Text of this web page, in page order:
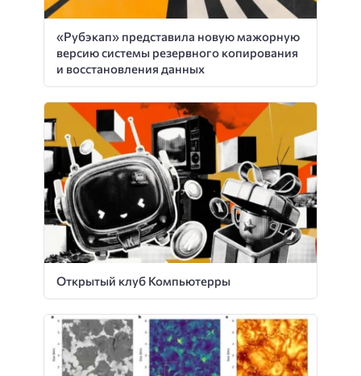
«Рубэкап» представила новую мажорную
версию системы резервного копирования
и восстановления данных
Открытый клуб Компьютерры